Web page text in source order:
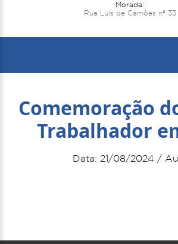
Morada:
Rua Luís de Camões nº 33
Comemoração
Trabalhador
Data: 21/08/2024 /